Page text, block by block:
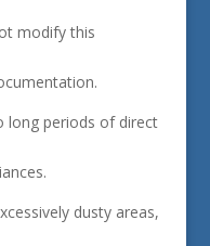
modify this
long periods of direct
dusty areas,